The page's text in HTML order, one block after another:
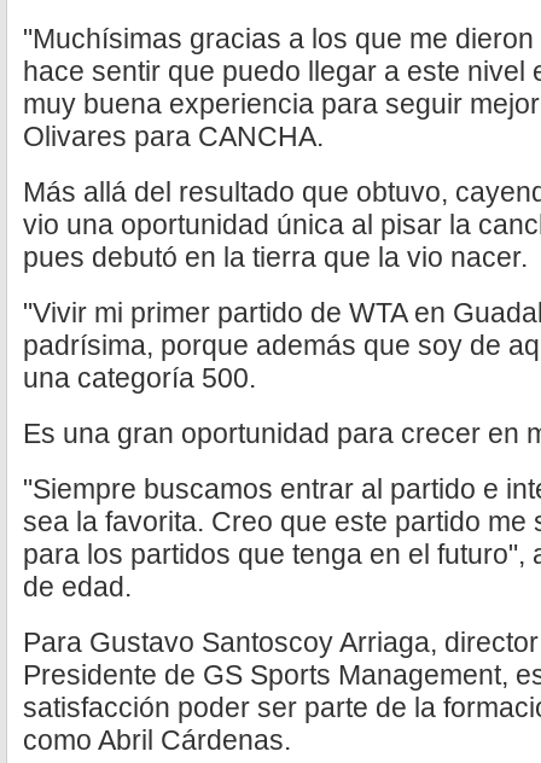
"Muchísimas gracias a los que me
hace sentir que puedo llegar a este nivel
muy buena experiencia para seguir
Olivares para CANCHA.
Más allá del resultado que obtuvo,
vio una oportunidad única al pisar la
pues debutó en la tierra que la vio nacer.
"Vivir mi primer partido de WTA en
padrísima, porque además que soy de
una categoría 500.
Es una gran oportunidad para crecer en
"Siempre buscamos entrar al partido e
sea la favorita. Creo que este partido
para los partidos que tenga en el futuro",
de edad.
Para Gustavo Santoscoy Arriaga,
Presidente de GS Sports Management,
satisfacción poder ser parte de la
como Abril Cárdenas.